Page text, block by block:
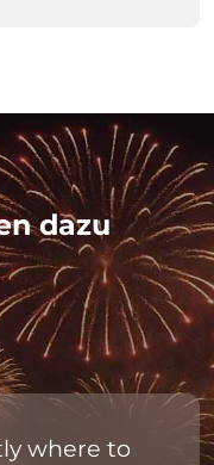
dazu
where to